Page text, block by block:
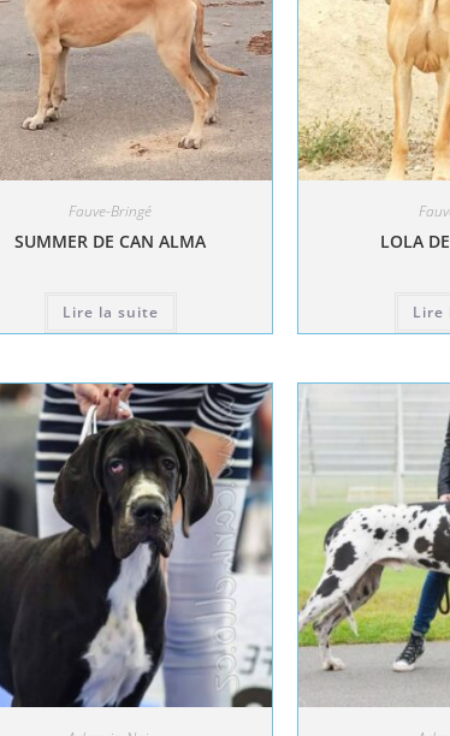
Fauve-Bringé
SUMMER DE CAN ALMA
Lire la suite
LOLA
Lire